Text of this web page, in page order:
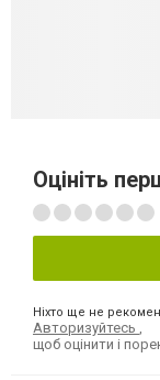
Оцініть
Ніхто ще не
Авторизуйтесь
щоб оцінити і